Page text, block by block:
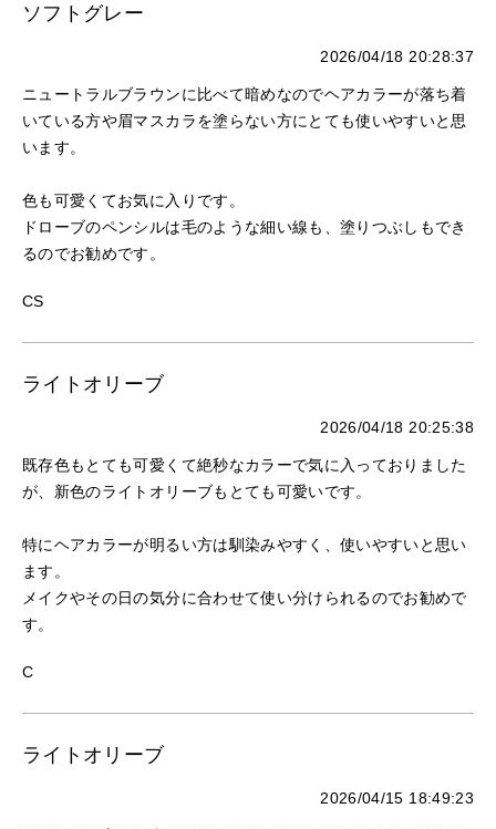
ソフトグレー
2026/04/18 20:28:37
ニュートラルブラウンに比べて暗めなのでヘアカラーが落ち着
いている方や眉マスカラを塗らない方にとても使いやすいと思
います。
色も可愛くてお気に入りです。
ドローブのペンシルは毛のような細い線も、塗りつぶしもでき
るのでお勧めです。
CS
ライトオリーブ
2026/04/18 20:25:38
既存色もとても可愛くて絶秒なカラーで気に入っておりました
が、新色のライトオリーブもとても可愛いです。
特にヘアカラーが明るい方は馴染みやすく、使いやすいと思い
ます。
メイクやその日の気分に合わせて使い分けられるのでお勧めで
す。
C
ライトオリーブ
2026/04/15 18:49:23